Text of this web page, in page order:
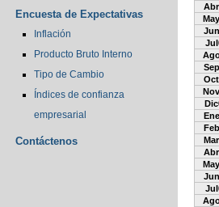
Encuesta de Expectativas
Inflación
Producto Bruto Interno
Tipo de Cambio
Índices de confianza
empresarial
Contáctenos